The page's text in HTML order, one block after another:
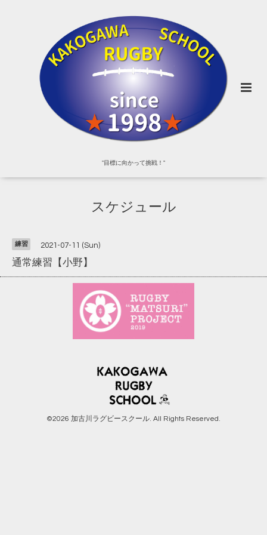
"目標に向かって挑戦！"
スケジュール
練習 2021-07-11 (Sun)
通常練習【小野】
©2026 加古川ラグビースクール. All Rights Reserved.